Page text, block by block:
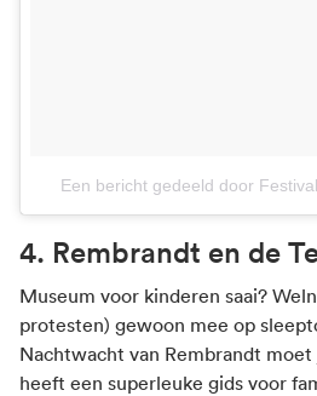
Een bericht gedeeld door
4. Rembrandt en de
Museum voor kinderen saai?
protesten) gewoon mee op
Nachtwacht van Rembrandt
heeft een superleuke gids voor